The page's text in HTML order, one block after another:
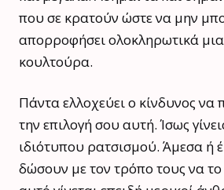
που σε κρατούν ώστε να μην
απορροφήσει ολοκληρωτικά
κουλτούρα.
Πάντα ελλοχεύει ο κίνδυνος να
την επιλογή σου αυτή. Ίσως
ιδιότυπου ρατσισμού. Άμεσα ή
δώσουν με τον τρόπο τους να το